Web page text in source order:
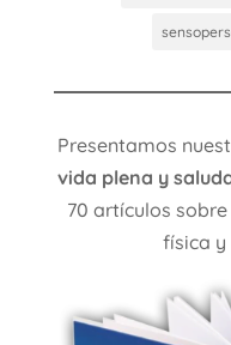
Presentamos
vida plena y
70 artículos
física y